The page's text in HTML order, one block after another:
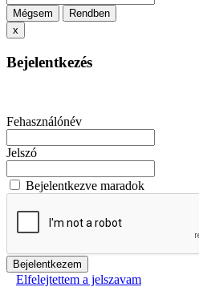
Mégsem
Rendben
x
Bejelentkezés
Fehasználónév
Jelszó
Bejelentkezve maradok
Elfelejtettem a jelszavam